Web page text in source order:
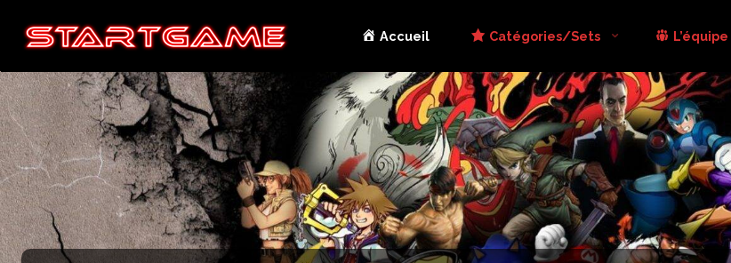
content
Accueil Catégories/Sets L’équipe